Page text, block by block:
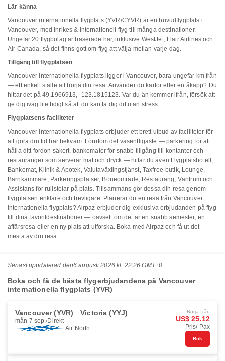
Lär känna
Vancouver internationella flygplats (YVR/CYVR) är en huvudflygplats i
Vancouver, med Inrikes & Internationell flyg till många destinationer.
Ungefär 20 flygbolag är baserade här, inklusive WestJet, Flair Airlines och
Air Canada, så det finns gott om flyg att välja mellan varje dag.
Tillgång till flygplatsen
Vancouver internationella flygplats ligger i Vancouver, bara ungefär km från
— ett enkelt ställe att börja din resa. Använder du kartor eller en åkapp? Du
hittar det på 49.1966913, -123.1815123. Var du än kommer ifrån, försök att
ge dig iväg lite tidigt så att du kan ta dig dit utan stress.
Flygplatsens faciliteter
Vancouver internationella flygplats erbjuder ett brett utbud av faciliteter för
att göra din tid här bekväm. Förutom det väsentligaste — parkering för att
hålla ditt fordon säkert, bankomater för snabb tillgång till kontanter och
restauranger som serverar mat och dryck — hittar du även Flygplatshotell,
Bankomat, Klinik & Apotek, Valutaväxlingstjänst, Taxfree-butik, Lounge,
Barnkammare, Parkeringsplatser, Böneområde, Restaurang, Väntrum och
Assistans för rullstolar på plats. Tillsammans gör dessa din resa genom
flygplatsen enklare och trevligare. Planerar du en resa från Vancouver
internationella flygplats? Airpaz erbjuder dig exklusiva erbjudanden på flyg
till dina favoritdestinationer — oavsett om det är en snabb semester, en
affärsresa eller en ny plats att utforska. Boka med Airpaz och få ut det
mesta av din resa.
Senast uppdaterad den6 augusti 2026 kl. 22:26 GMT+0
Boka och få de bästa flygerbjudandena på Vancouver
internationella flygplats (YVR)
Vancouver (YVR) Victoria (YYJ)
mån 7 sep. Direkt
Air North
Börja från
US$ 25.12
Pris/ Pax
Bok